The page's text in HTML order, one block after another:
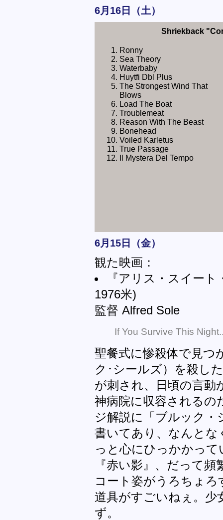
6月16日（土）
Shriekback
Ronny
Sea Theory
Waterbaby
Huytfi Dbl Plus
The Strongest Wind That
Blows
Load The Boat
Troublemeat
Reason With The Beast
Bonehead
Voiled Karletus
True Passage
Il Mystera Del Tempo
6月15日（金）
観た映画：
『アリス・スイー
1976米)
監督 Alfred Sole
If You Survive This
聖餐式に惨殺体で見つ
ク･シールズ）を殺し
が刺され、日頃の言動
神病院に収容される
ジ解説に「ブルック・
書いてあり、なんと
っと心にひっかかっ
『赤い影』、だって
コート姿がうろちょ
道具がすごいねぇ。少
ず。